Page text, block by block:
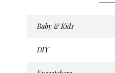
Baby & Kids
DIY